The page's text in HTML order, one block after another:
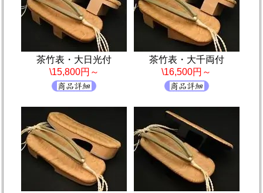
茶竹表・大日光付
\15,800円～
茶竹表・大千両付
\16,500円～